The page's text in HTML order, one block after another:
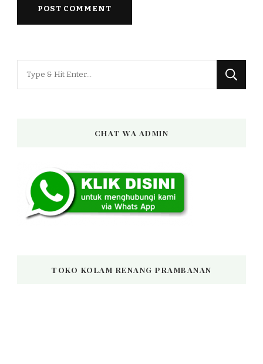
CHAT WA ADMIN
TOKO KOLAM RENANG PRAMBANAN